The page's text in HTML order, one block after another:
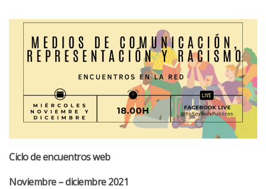
Ciclo de encuentros web
Noviembre – diciembre 2021